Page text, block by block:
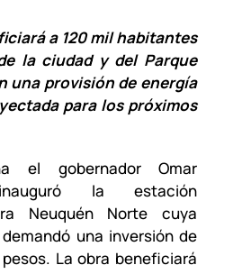
a 120 mil habitantes
la ciudad y del Parque
una provisión de energía
para los próximos
el gobernador Omar
la estación
Neuquén Norte cuya
una inversión de
La obra beneficiará